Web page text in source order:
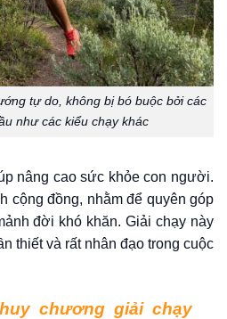
tự do, không bị bó buộc bởi các
như các kiểu chạy khác
nâng cao sức khỏe con người.
cộng đồng, nhằm để quyên góp
đời khó khăn. Giải chạy này
thiết và rất nhân đạo trong cuộc
chương giải chạy